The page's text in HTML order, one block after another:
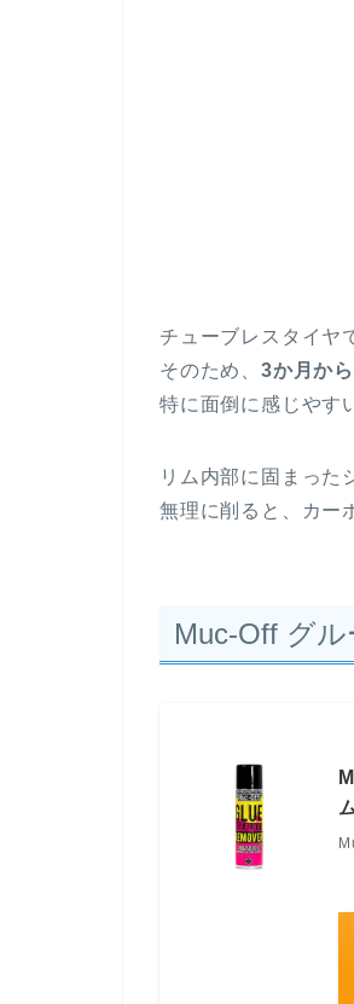
チューブレスタイヤ
そのため、 3か月か
特に面倒に感じやす
リム内部に固まった
無理に削ると、カー
Muc-Off グ